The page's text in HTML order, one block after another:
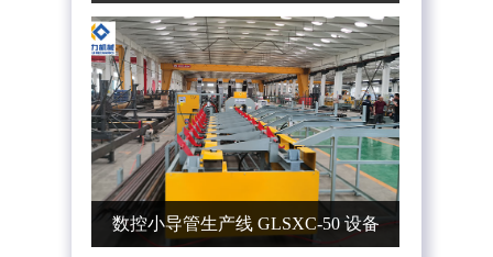
数控小导管生产线 GLSXC-50 设备